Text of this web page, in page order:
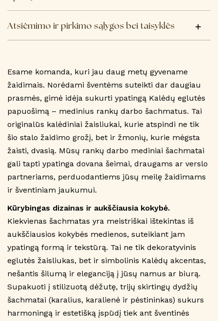
Atsiėmimo ir pirkimo sąlygos bei taisyklės
Esame komanda, kuri jau daug metų gyvename
žaidimais. Norėdami šventėms suteikti dar daugiau
prasmės, gimė idėja sukurti ypatingą Kalėdų eglutės
papuošimą – medinius rankų darbo šachmatus. Tai
originalūs kalėdiniai žaisliukai, kurie atspindi ne tik
šio stalo žaidimo grožį, bet ir žmonių, kurie mėgsta
žaisti, dvasią. Mūsų rankų darbo mediniai šachmatai
gali tapti ypatinga dovana šeimai, draugams ar verslo
partneriams, perduodantiems jūsų meilę žaidimams
ir šventiniam jaukumui.
Kūrybingas dizainas ir aukščiausia kokybė.
Kiekvienas šachmatas yra meistriškai ištekintas iš
aukščiausios kokybės medienos, suteikiant jam
ypatingą formą ir tekstūrą. Tai ne tik dekoratyvinis
eglutės žaisliukas, bet ir simbolinis Kalėdų akcentas,
nešantis šilumą ir eleganciją į jūsų namus ar biurą.
Supakuoti į stilizuotą dėžutę, trijų skirtingų dydžių
šachmatai (karalius, karalienė ir pėstininkas) sukurs
harmoningą ir estetišką įspūdį tiek ant šventinės